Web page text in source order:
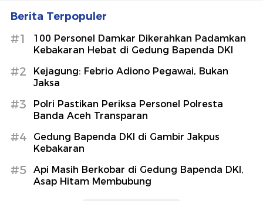
Berita Terpopuler
#1
100 Personel Damkar Dikerahkan Padamkan
Kebakaran Hebat di Gedung Bapenda DKI
#2
Kejagung: Febrio Adiono Pegawai, Bukan
Jaksa
#3
Polri Pastikan Periksa Personel Polresta
Banda Aceh Transparan
#4
Gedung Bapenda DKI di Gambir Jakpus
Kebakaran
#5
Api Masih Berkobar di Gedung Bapenda DKI,
Asap Hitam Membubung